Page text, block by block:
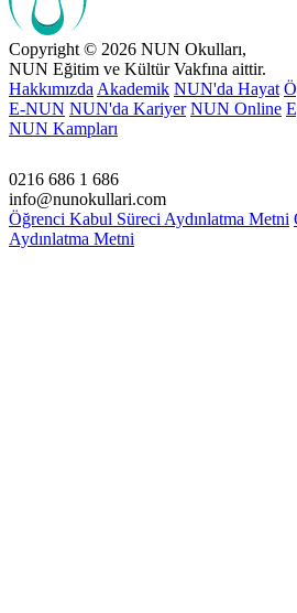
Yarışması’ndan Türkiye ikinciliği
mutlu eden bu başarısından dolayı
başarılarının devamını dileriz.
Copyright © 2026 NUN Okulları,
NUN Eğitim ve Kültür Vakfına aittir.
Hakkımızda Akademik NUN'da Hayat
E-NUN NUN'da Kariyer NUN Online
NUN Kampları
0216 686 1 686
info@nunokullari.com
Öğrenci Kabul Süreci Aydınlatma Metni
Aydınlatma Metni